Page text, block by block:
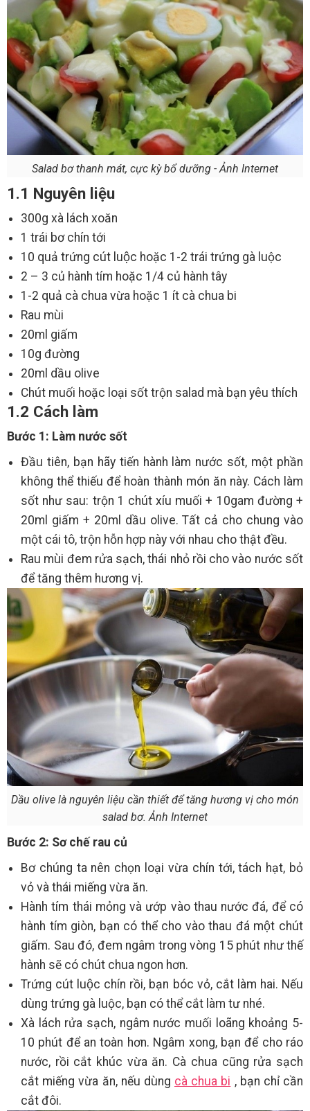
Salad bơ thanh mát, cực kỳ bổ dưỡng - Ảnh Internet
1.1 Nguyên liệu
300g xà lách xoăn
1 trái bơ chín tới
10 quả trứng cút luộc hoặc 1-2 trái trứng gà luộc
2 – 3 củ hành tím hoặc 1/4 củ hành tây
1-2 quả cà chua vừa hoặc 1 ít cà chua bi
Rau mùi
20ml giấm
10g đường
20ml dầu olive
Chút muối hoặc loại sốt trộn salad mà bạn yêu thích
1.2 Cách làm
Bước 1: Làm nước sốt
Đầu tiên, bạn hãy tiến hành làm nước sốt, một phần
không thể thiếu để hoàn thành món ăn này. Cách làm
sốt như sau: trộn 1 chút xíu muối + 10gam đường +
20ml giấm + 20ml dầu olive. Tất cả cho chung vào
một cái tô, trộn hỗn hợp này với nhau cho thật đều.
Rau mùi đem rửa sạch, thái nhỏ rồi cho vào nước sốt
để tăng thêm hương vị.
Dầu olive là nguyên liệu cần thiết để tăng hương vị cho món
salad bơ. Ảnh Internet
Bước 2: Sơ chế rau củ
Bơ chúng ta nên chọn loại vừa chín tới, tách hạt, bỏ
vỏ và thái miếng vừa ăn.
Hành tím thái mỏng và ướp vào thau nước đá, để có
hành tím giòn, bạn có thể cho vào thau đá một chút
giấm. Sau đó, đem ngâm trong vòng 15 phút như thế
hành sẽ có chút chua ngon hơn.
Trứng cút luộc chín rồi, bạn bóc vỏ, cắt làm hai. Nếu
dùng trứng gà luộc, bạn có thể cắt làm tư nhé.
Xà lách rửa sạch, ngâm nước muối loãng khoảng 5-
10 phút để an toàn hơn. Ngâm xong, bạn để cho ráo
nước, rồi cắt khúc vừa ăn. Cà chua cũng rửa sạch
cắt miếng vừa ăn, nếu dùng cà chua bi , bạn chỉ cần
cắt đôi.